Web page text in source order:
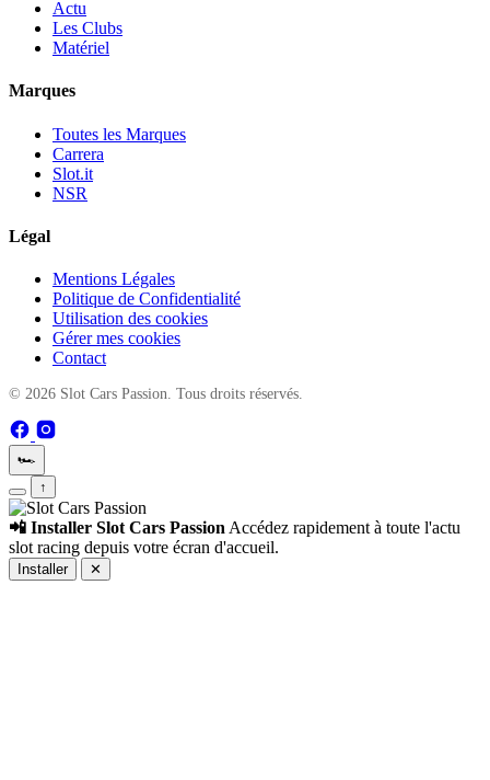
Actu
Les Clubs
Matériel
Marques
Toutes les Marques
Carrera
Slot.it
NSR
Légal
Mentions Légales
Politique de Confidentialité
Utilisation des cookies
Gérer mes cookies
Contact
© 2026 Slot Cars Passion. Tous droits réservés.
🏎️
↑
📲 Installer Slot Cars Passion Accédez rapidement à toute l'actu
slot racing depuis votre écran d'accueil.
Installer ✕